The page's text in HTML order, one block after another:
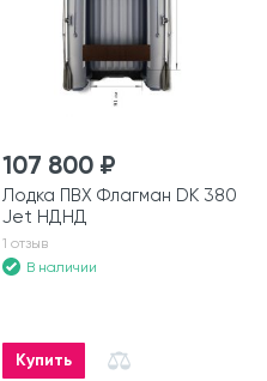
107 800 ₽
Лодка ПВХ Флагман DK 380
Jet НДНД
1 отзыв
В наличии
Купить